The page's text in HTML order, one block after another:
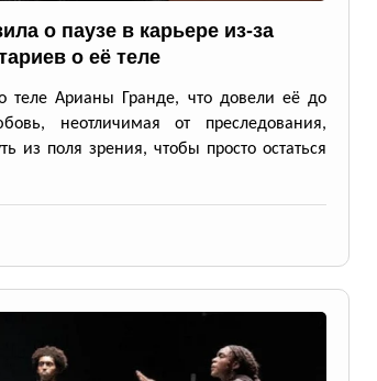
о паузе в карьере из-за
о её теле
теле Арианы Гранде, что довели её до
неотличимая от преследования,
из поля зрения, чтобы просто остаться